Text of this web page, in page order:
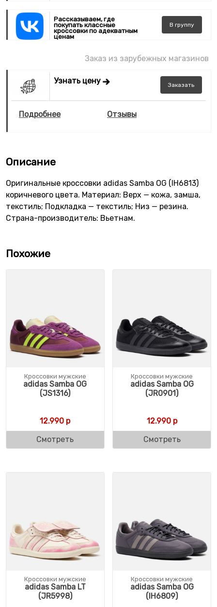
Рассказываем, где
покупать классные
кроссовки по адекватным
ценам
В группу
Заказ из зарубежных магазинов
Узнать цену Заказать
Подробнее Отзывы
Описание
Оригинальные кроссовки adidas Samba OG (IH6813)
коричневого цвета. Материал: Верх — кожа, замша,
текстиль; Подкладка — текстиль; Низ — резина.
Страна-производитель: Вьетнам.
Похожие
Кроссовки мужские
adidas Samba OG
(JS1316)
12.990 р
Смотреть
Кроссовки мужские
adidas Samba OG
(JR0901)
12.990р
Смотреть
Кроссовки мужские
adidas Samba LT
(JR5998)
Кроссовки мужские
adidas Samba OG
(IH6809)